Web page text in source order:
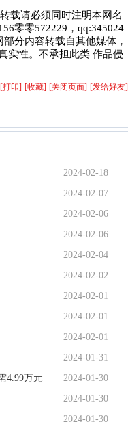
载请必须同时注明本网名
零零572229，qq:345024
分内容转载自其他媒体，
实性。不承担此类 作品侵
[打印] [收藏] [关闭页面] [发给好友]
2024-02-18
2024-02-07
2024-02-06
2024-02-06
2024-02-04
2024-02-02
2024-02-01
2024-02-01
2024-02-01
2024-01-31
4.99万元
2024-01-30
2024-01-30
2024-01-30